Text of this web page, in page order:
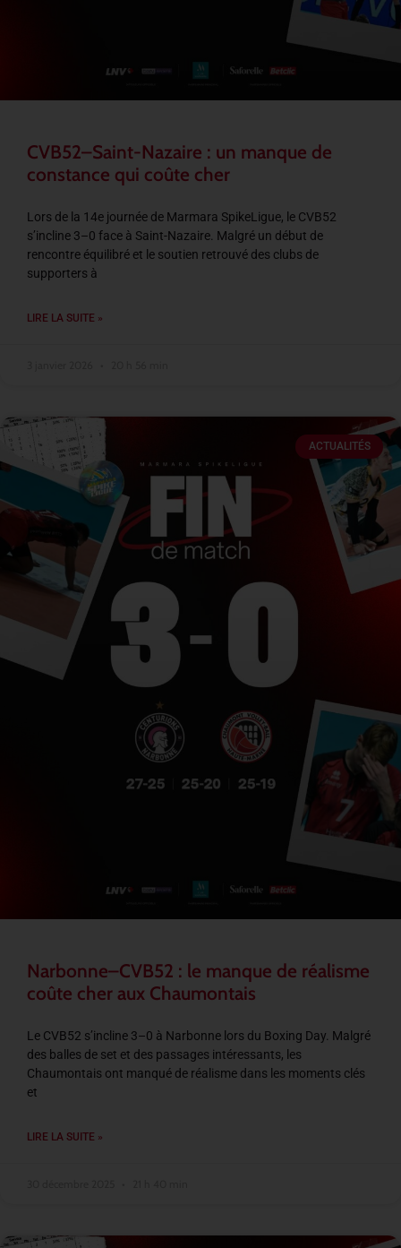
CVB52–Saint-Nazaire : un manque de
constance qui coûte cher
Lors de la 14e journée de Marmara SpikeLigue, le CVB52
s’incline 3–0 face à Saint-Nazaire. Malgré un début de
rencontre équilibré et le soutien retrouvé des clubs de
supporters à
LIRE LA SUITE »
ACTUALITÉS
Narbonne–CVB52 : le manque de réalisme
coûte cher aux Chaumontais
Le CVB52 s’incline 3–0 à Narbonne lors du Boxing Day. Malgré
des balles de set et des passages intéressants, les
Chaumontais ont manqué de réalisme dans les moments clés
et
LIRE LA SUITE »